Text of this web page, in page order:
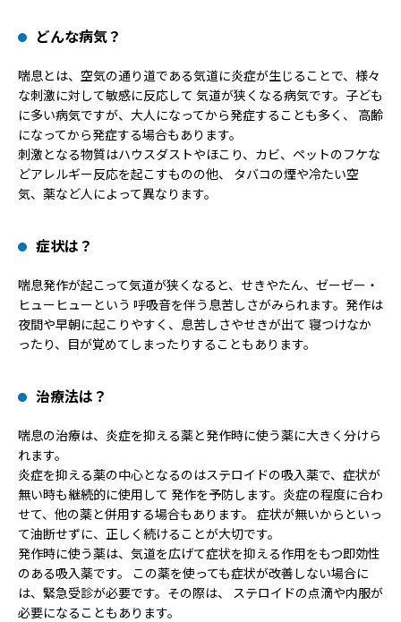
どんな病気？
喘息とは、空気の通り道である気道に炎症が生じることで、様々
な刺激に対して敏感に反応して 気道が狭くなる病気です。子ども
に多い病気ですが、大人になってから発症することも多く、 高齢
になってから発症する場合もあります。
刺激となる物質はハウスダストやほこり、カビ、ペットのフケな
どアレルギー反応を起こすものの他、 タバコの煙や冷たい空
気、薬など人によって異なります。
症状は？
喘息発作が起こって気道が狭くなると、せきやたん、ゼーゼー・
ヒューヒューという 呼吸音を伴う息苦しさがみられます。発作は
夜間や早朝に起こりやすく、息苦しさやせきが出て 寝つけなか
ったり、目が覚めてしまったりすることもあります。
治療法は？
喘息の治療は、炎症を抑える薬と発作時に使う薬に大きく分けら
れます。
炎症を抑える薬の中心となるのはステロイドの吸入薬で、症状が
無い時も継続的に使用して 発作を予防します。炎症の程度に合わ
せて、他の薬と併用する場合もあります。 症状が無いからといっ
て油断せずに、正しく続けることが大切です。
発作時に使う薬は、気道を広げて症状を抑える作用をもつ即効性
のある吸入薬です。 この薬を使っても症状が改善しない場合に
は、緊急受診が必要です。その際は、 ステロイドの点滴や内服が
必要になることもあります。